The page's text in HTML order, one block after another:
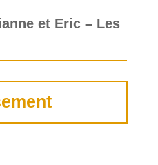
et Eric – Les